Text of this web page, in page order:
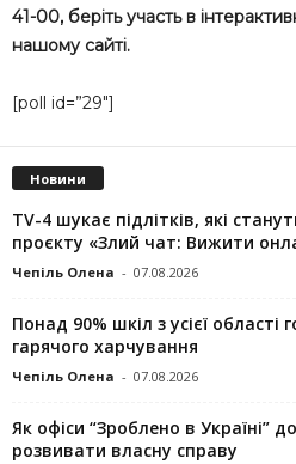
41-00, беріть участь в
нашому сайті.
[poll id=”29″]
Новини
TV-4 шукає підлітків, які
проєкту «Злий чат: Вижити
Чепіль Олена - 07.08.2026
Понад 90% шкіл з усієї
гарячого харчування
Чепіль Олена - 07.08.2026
Як офіси “Зроблено в Україні”
розвивати власну справу